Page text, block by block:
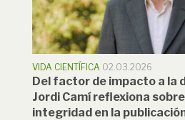
VIDA CIENTÍFICA 02.03.2026
Del factor de impacto a la
Jordi Camí reflexiona
integridad en la